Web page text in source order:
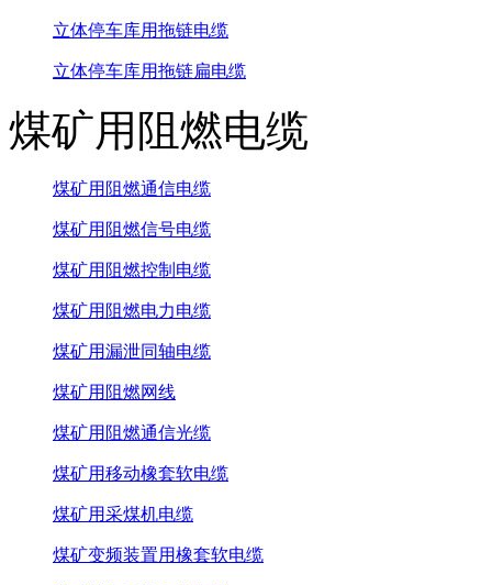
立体停车库用拖链电缆
立体停车库用拖链扁电缆
煤矿用阻燃电缆
煤矿用阻燃通信电缆
煤矿用阻燃信号电缆
煤矿用阻燃控制电缆
煤矿用阻燃电力电缆
煤矿用漏泄同轴电缆
煤矿用阻燃网线
煤矿用阻燃通信光缆
煤矿用移动橡套软电缆
煤矿用采煤机电缆
煤矿变频装置用橡套软电缆